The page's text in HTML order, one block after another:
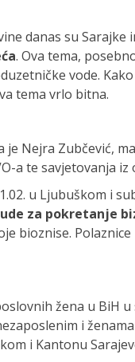
danas su Sarajke
. Ova tema,
vode.
tema vrlo bitna.
Nejra Zubčević,
a te savjetovanja iz
u Ljubuškom i
za pokretanje
bioznise.
žena u BiH u
i
i Kantonu